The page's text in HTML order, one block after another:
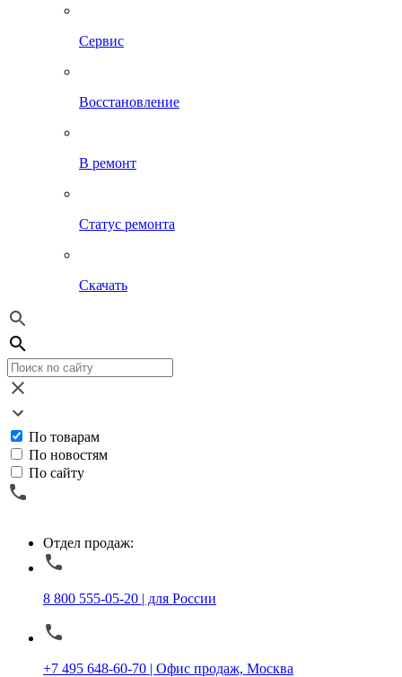
Сервис
Восстановление
В ремонт
Статус ремонта
Скачать
По товарам
По новостям
По сайту
Отдел продаж:
8 800 555-05-20 | для России
+7 495 648-60-70 | Офис продаж, Москва